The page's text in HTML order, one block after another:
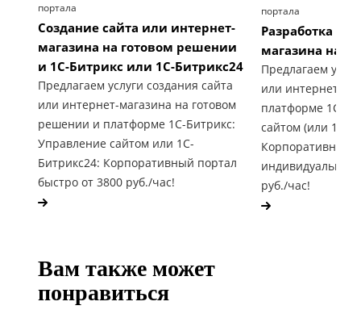
портала
Создание сайта или интернет-
магазина на готовом решении
и 1С-Битрикс или 1С-Битрикс24
Предлагаем услуги создания сайта
или интернет-магазина на готовом
решении и платформе 1С-Битрикс:
Управление сайтом или 1С-
Битрикс24: Корпоративный портал
быстро от 3800 руб./час!
портала
Разработка
магазина на
Предлагаем
или интернет-
платформе 1С-
сайтом (или 1С-
Корпоративный
индивидуальные
руб./час!
Вам также может
понравиться